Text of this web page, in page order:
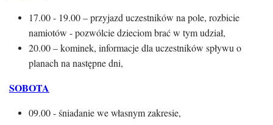
17.00 - 19.00 – przyjazd uczestników na pole, rozbicie
namiotów - pozwólcie dzieciom brać w tym udział,
20.00 – kominek, informacje dla uczestników spływu o
planach na następne dni,
SOBOTA
09.00 - śniadanie we własnym zakresie,